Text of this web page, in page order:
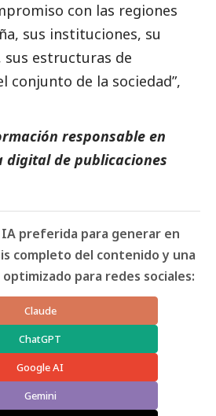
con las regiones
sus instituciones, su
estructuras de
conjunto de la sociedad”,
responsable en
digital de publicaciones
IA preferida para generar en
completo del contenido y una
para redes sociales:
Claude
ChatGPT
Google AI
Gemini